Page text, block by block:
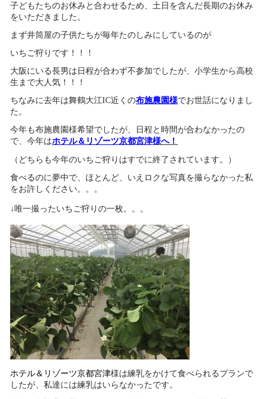
子どもたちのお休みと合わせるため、土日を含んだ長期のお休み
をいただきました。
まず井筒屋の子供たちが毎年たのしみにしているのが
いちご狩りです！！！
大阪にいる長男は日程が合わず不参加でしたが、小学生から高校
生まで大人気！！！
ちなみに去年は舞鶴大江IC近くの布施農園様でお世話になりまし
た。
今年も布施農園様希望でしたが、日程と時間が合わなかったの
で、今年はホテル＆リゾーツ京都宮津様へ！
（どちらも今年のいちご狩りはすでに終了されています。）
食べるのに夢中で、ほとんど、いえロクな写真を撮らなかった私
をお許しください。。。
↓唯一撮ったいちご狩りの一枚。。。
ホテル＆リゾーツ京都宮津様は練乳をかけて食べられるプランで
したが、私達には練乳はいらなかったです。